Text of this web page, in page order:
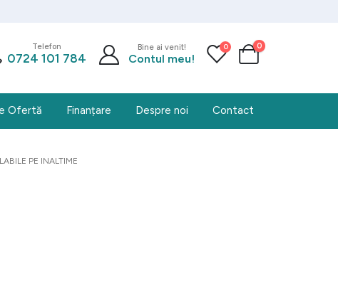
Telefon
0724 101 784
Bine ai venit!
Contul meu!
0 0
Ofertă Finanțare Despre noi Contact
PE INALTIME